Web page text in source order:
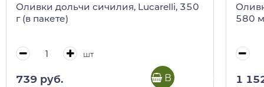
Оливки дольчи сичилия, Lucarelli, 350
г (в пакете)
шт
739 руб. В корзину
580
1